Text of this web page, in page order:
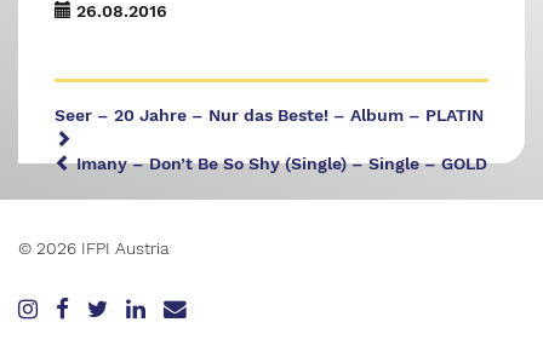
26.08.2016
Seer – 20 Jahre – Nur das Beste! – Album – PLATIN
Imany – Don’t Be So Shy (Single) – Single – GOLD
© 2026 IFPI Austria